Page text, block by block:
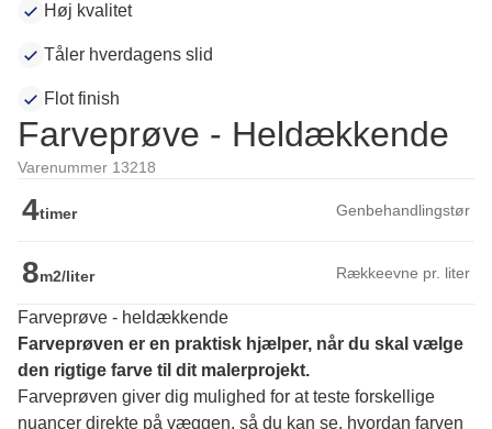
Høj kvalitet
Tåler hverdagens slid
Flot finish
Farveprøve - Heldækkende
Varenummer 13218
4timer Genbehandlingstør
8m2/liter Rækkeevne pr. liter
Farveprøve - heldækkende
Farveprøven er en praktisk hjælper, når du skal vælge
den rigtige farve til dit malerprojekt.
Farveprøven giver dig mulighed for at teste forskellige
nuancer direkte på væggen, så du kan se, hvordan farven